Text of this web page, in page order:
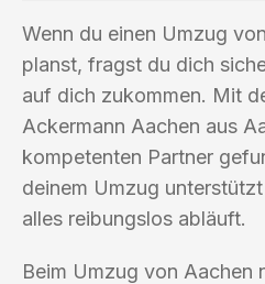
Wenn du einen Umzug
planst, fragst du dich
auf dich zukommen. Mit
Ackermann Aachen aus
kompetenten Partner
deinem Umzug
alles reibungslos abläuft.
Beim Umzug von Aachen